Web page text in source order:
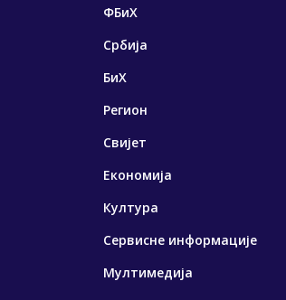
ФБиХ
Србија
БиХ
Регион
Свијет
Економија
Култура
Сервисне информације
Мултимедија